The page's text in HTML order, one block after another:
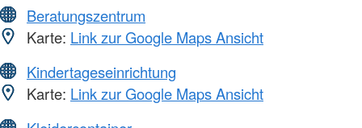
Beratungszentrum
Karte: Link zur Google Maps Ansicht
Kindertageseinrichtung
Karte: Link zur Google Maps Ansicht